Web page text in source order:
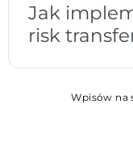
Jak
risk
Wpisów na